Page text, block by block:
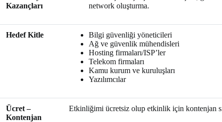
Kazançları
network oluşturma.
Hedef Kitle
Bilgi güvenliği yöneticileri
Ağ ve güvenlik mühendisleri
Hosting firmaları/ISP’ler
Telekom firmaları
Kamu kurum ve kuruluşları
Yazılımcılar
Ücret –
Kontenjan
Etkinliğimi ücretsiz olup etkinlik için kontenjan